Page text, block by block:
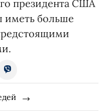
президента США
иметь больше